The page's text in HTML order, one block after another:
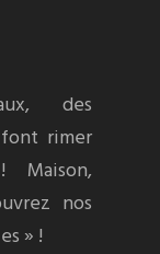
des
rimer
Maison,
nos
» !